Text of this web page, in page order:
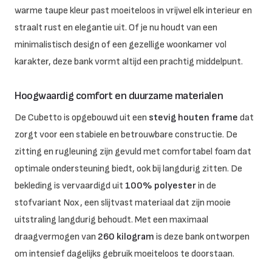
warme taupe kleur past moeiteloos in vrijwel elk interieur en
straalt rust en elegantie uit. Of je nu houdt van een
minimalistisch design of een gezellige woonkamer vol
karakter, deze bank vormt altijd een prachtig middelpunt.
Hoogwaardig comfort en duurzame materialen
De Cubetto is opgebouwd uit een stevig houten frame dat
zorgt voor een stabiele en betrouwbare constructie. De
zitting en rugleuning zijn gevuld met comfortabel foam dat
optimale ondersteuning biedt, ook bij langdurig zitten. De
bekleding is vervaardigd uit 100% polyesterin de
stofvariant Nox, een slijtvast materiaal dat zijn mooie
uitstraling langdurig behoudt. Met een maximaal
draagvermogen van 260 kilogram is deze bank ontworpen
om intensief dagelijks gebruik moeiteloos te doorstaan.